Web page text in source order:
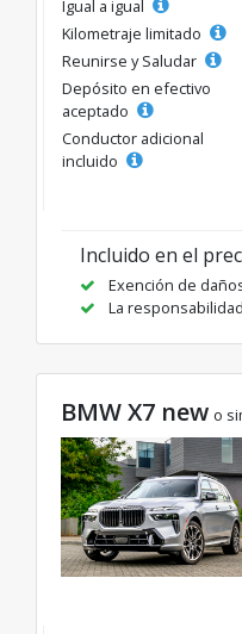
Igual a igual
Kilometraje limitado
Reunirse y Saludar
Depósito en efectivo
aceptado
Conductor adicional
incluido
Incluido en el
Exención de
La
BMW X7 new o